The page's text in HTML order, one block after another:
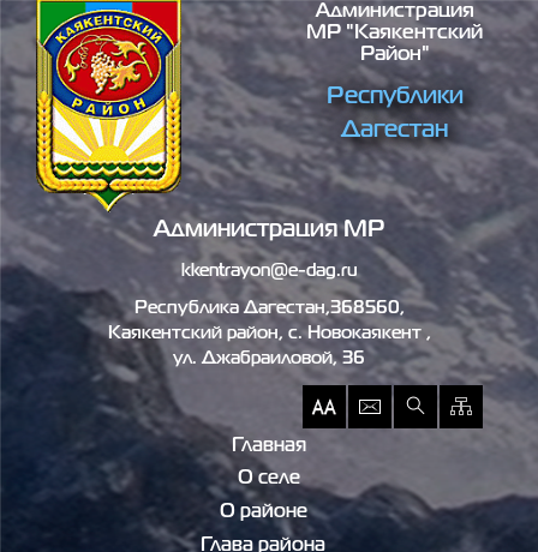
Перейти к основному содержаниюАдминистрация
МР "Каякентский
Район"
Республики
Дагестан
Администрация МР
kkentrayon@e-dag.ru
Республика Дагестан,368560,
Каякентский район, c. Новокаякент ,
ул. Джабраиловой, 36
Главная
О селе
О районе
Глава района